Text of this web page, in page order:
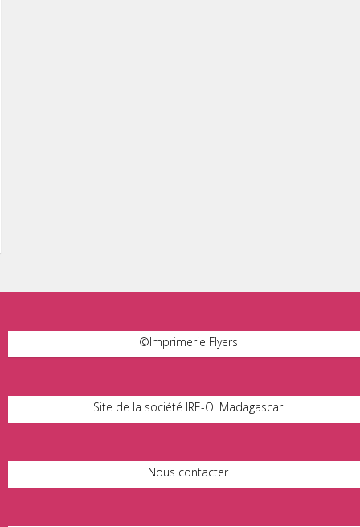
©Imprimerie Flyers
Site de la société IRE-OI Madagascar
Nous contacter